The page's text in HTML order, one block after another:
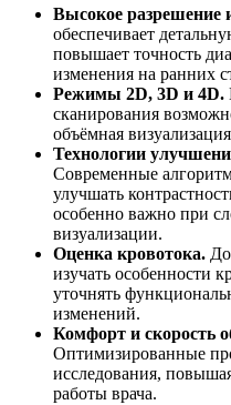
Высокое разрешение
обеспечивает
повышает точность
изменения на ранних
Режимы 2D, 3D и 4D.
сканирования
объёмная
Технологии
Современные
улучшать
особенно важно при
визуализации.
Оценка кровотока.
изучать особенности
уточнять
изменений.
Комфорт и скорость
Оптимизированные
исследования,
работы врача.